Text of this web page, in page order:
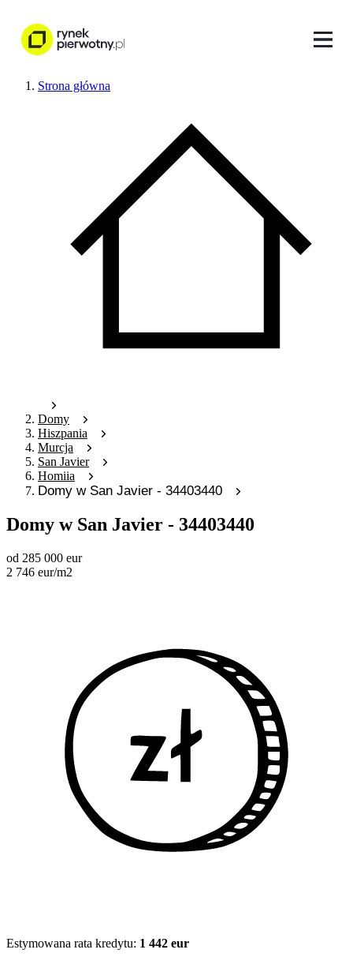
Strona główna
Domy
Hiszpania
Murcja
San Javier
Homiia
Domy w San Javier - 34403440
Domy w San Javier - 34403440
od 285 000 eur
2 746 eur/m2
Estymowana rata kredytu: 1 442 eur